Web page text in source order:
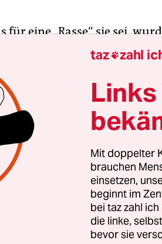
für eine „Rasse“ sie sei,
von einem Kollegen gefragt.
lange Diskussion. Denn
ließ der in Deutschland
Reflex, dass es
lange auf sich warten.
sie solle doch bitte
„locker bleiben“, wenn
werde ja im Ausland
das sei ja jetzt alles wirklich
Irgendwann, in ein paar
taz zahl
Mit doppelter
brauchen
einsetzen,
beginnt im
bei taz zahl
die linke,
bevor sie